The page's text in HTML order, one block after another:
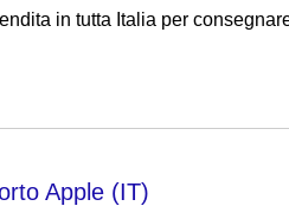
in tutta Italia per
Apple (IT)